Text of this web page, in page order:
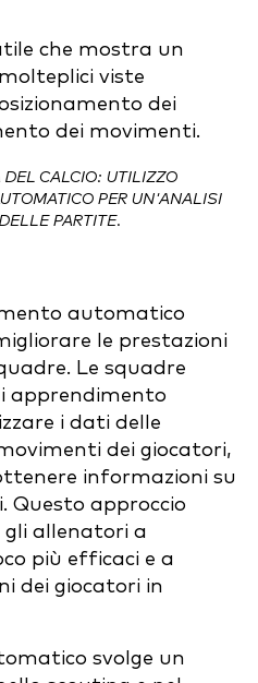
CALCIO: UTILIZZO
PER UN'ANALISI
PARTITE.
automatico
le prestazioni
Le squadre
apprendimento
i dati delle
dei giocatori,
informazioni su
Questo approccio
allenatori a
più efficaci e a
dei giocatori in
svolge un